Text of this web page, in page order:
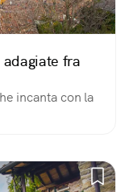
fra
incanta con la